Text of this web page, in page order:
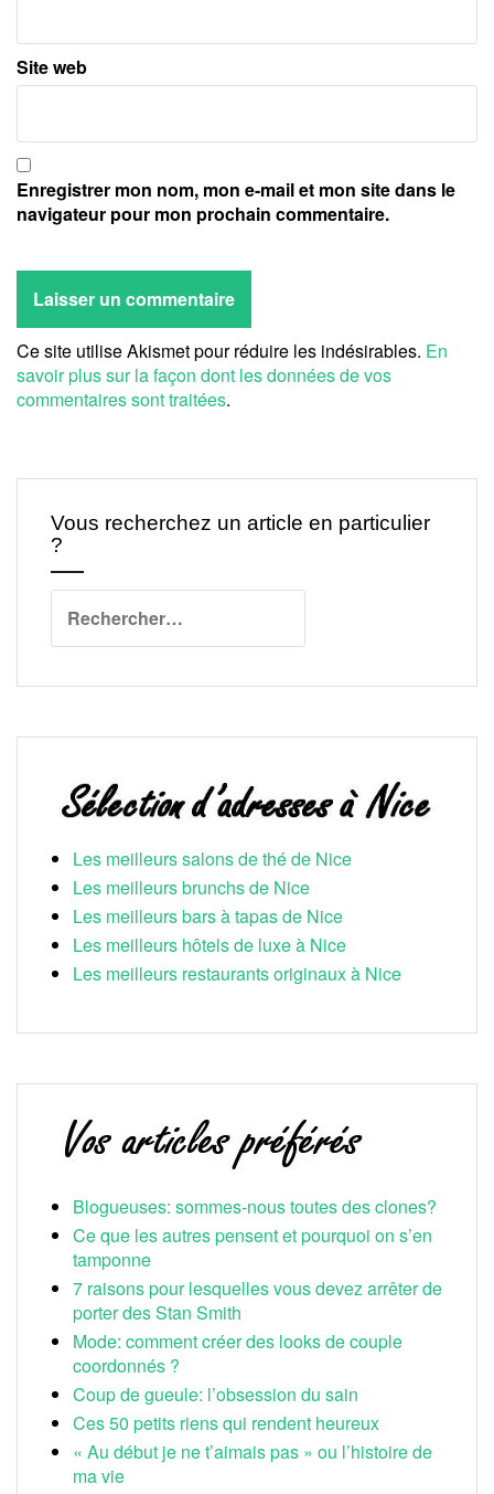
Site web
Enregistrer mon nom, mon e-mail et mon site dans le
navigateur pour mon prochain commentaire.
Ce site utilise Akismet pour réduire les indésirables. En
savoir plus sur la façon dont les données de vos
commentaires sont traitées.
Vous recherchez un article en particulier
?
Les meilleurs salons de thé de Nice
Les meilleurs brunchs de Nice
Les meilleurs bars à tapas de Nice
Les meilleurs hôtels de luxe à Nice
Les meilleurs restaurants originaux à Nice
Blogueuses: sommes-nous toutes des clones?
Ce que les autres pensent et pourquoi on s’en
tamponne
7 raisons pour lesquelles vous devez arrêter de
porter des Stan Smith
Mode: comment créer des looks de couple
coordonnés ?
Coup de gueule: l’obsession du sain
Ces 50 petits riens qui rendent heureux
« Au début je ne t’aimais pas » ou l’histoire de
ma vie